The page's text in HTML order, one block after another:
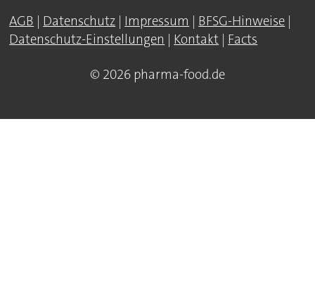
AGB | Datenschutz | Impressum | BFSG-Hinweise |
Datenschutz-Einstellungen | Kontakt | Facts
© 2026 pharma-food.de